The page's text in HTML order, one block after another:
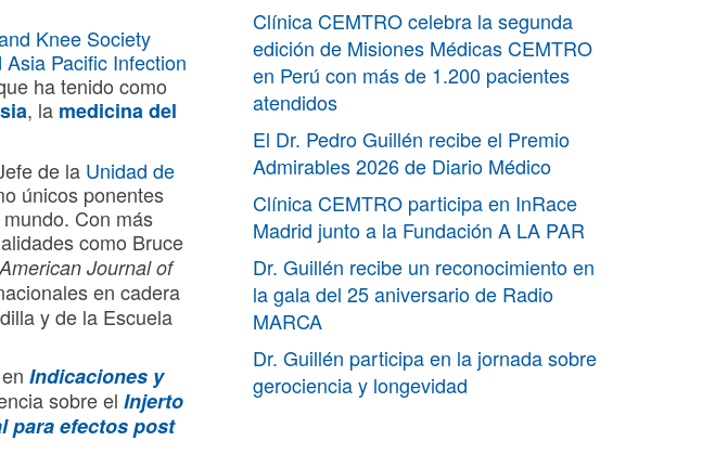
Knee Society
Pacific Infection
ha tenido como
, la medicina del
de la Unidad de
únicos ponentes
Con más
como Bruce
Journal of
en cadera
y de la Escuela
Indicaciones y
sobre el Injerto
para efectos post
Clínica CEMTRO celebra la segunda
edición de Misiones Médicas CEMTRO
en Perú con más de 1.200 pacientes
atendidos
El Dr. Pedro Guillén recibe el Premio
Admirables 2026 de Diario Médico
Clínica CEMTRO participa en InRace
Madrid junto a la Fundación A LA PAR
Dr. Guillén recibe un reconocimiento en
la gala del 25 aniversario de Radio
MARCA
Dr. Guillén participa en la jornada sobre
gerociencia y longevidad